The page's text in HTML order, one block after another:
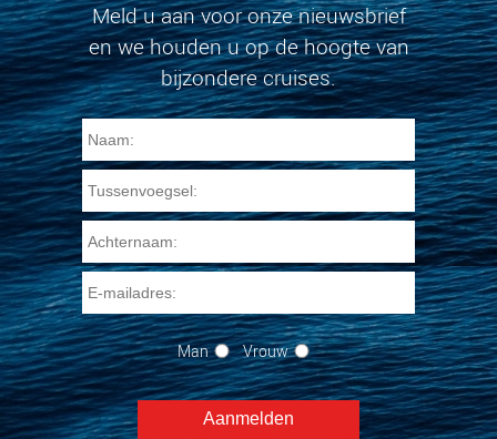
Meld u aan voor onze nieuwsbrief
en we houden u op de hoogte van
bijzondere cruises.
Man Vrouw